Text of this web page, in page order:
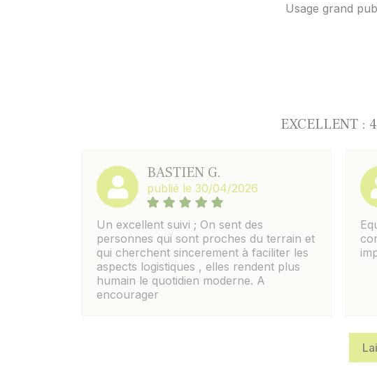
Usage grand
EXCELLENT :
BASTIEN G.
publié le 30/04/2026
Un excellent suivi ; On sent des
personnes qui sont proches du terrain et
qui cherchent sincerement à faciliter les
aspects logistiques , elles rendent plus
humain le quotidien moderne. A
encourager